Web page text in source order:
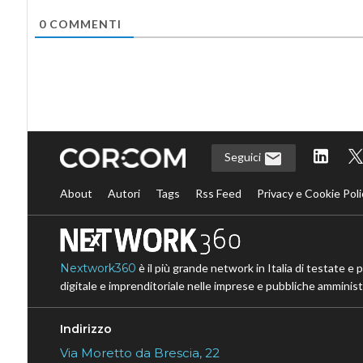
0COMMENTI
Seguici
About Autori Tags Rss Feed Privacy e Cookie
Nextwork360 è il più grande network in Italia di testate e
digitale e imprenditoriale nelle imprese e pubbliche
Indirizzo
Via Moretto da Brescia, 22